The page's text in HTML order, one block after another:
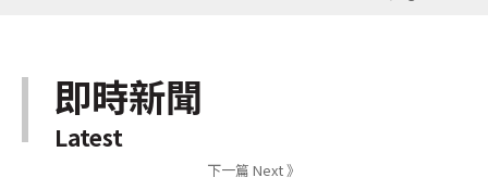
即時新聞
Latest
下一篇 Next 》